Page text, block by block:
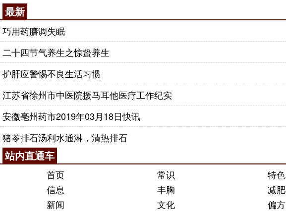
最新
巧用药膳调失眠
二十四节气养生之惊蛰养生
护肝应警惕不良生活习惯
江苏省徐州市中医院援马耳他医疗工作纪实
安徽亳州药市2019年03月18日快讯
猪苓排石汤利水通淋，清热排石
站内直通车
首页 常识 特色
信息
丰胸 减肥
新闻
文化 偏方